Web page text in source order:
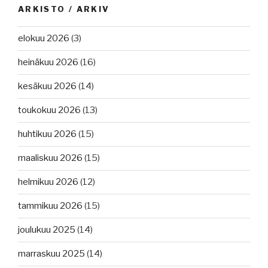
ARKISTO / ARKIV
elokuu 2026 (3)
heinäkuu 2026 (16)
kesäkuu 2026 (14)
toukokuu 2026 (13)
huhtikuu 2026 (15)
maaliskuu 2026 (15)
helmikuu 2026 (12)
tammikuu 2026 (15)
joulukuu 2025 (14)
marraskuu 2025 (14)